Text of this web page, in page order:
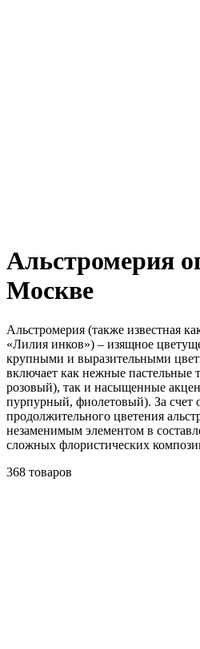
Альстромерия
Москве
Альстромерия (также известная
«Лилия инков») – изящное
крупными и выразительными
включает как нежные пастельные
розовый), так и насыщенные
пурпурный, фиолетовый). За счет
продолжительного цветения
незаменимым элементом в
сложных флористических
368 товаров